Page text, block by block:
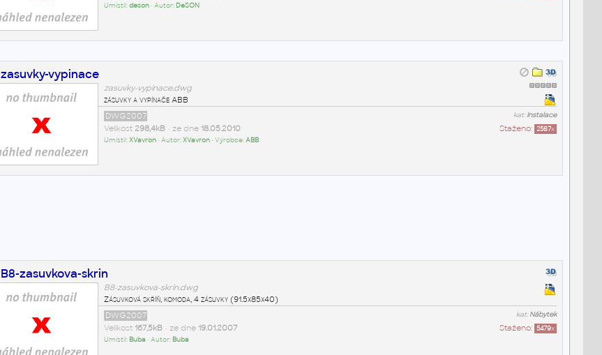
Umístil:deson• Autor: DeSON
zasuvky-vypinace
zasuvky-vypinace.dwg
zásuvky a vypínače ABB
kat:Instalace
DWG2007
Staženo: 2587x
Velikost 298,4kB• ze dne 18.05.2010
Umístil:XVavron• Autor:XVavron• Výrobce:ABB
B8-zasuvkova-skrin
B8-zasuvkova-skrin.dwg
Zásuvková skříň, komoda, 4 zásuvky (91.5x85x40)
kat:Nábytek
DWG2007
Staženo: 5479x
Velikost 167,5kB• ze dne 19.01.2007
Umístil: Buba • Autor: Buba